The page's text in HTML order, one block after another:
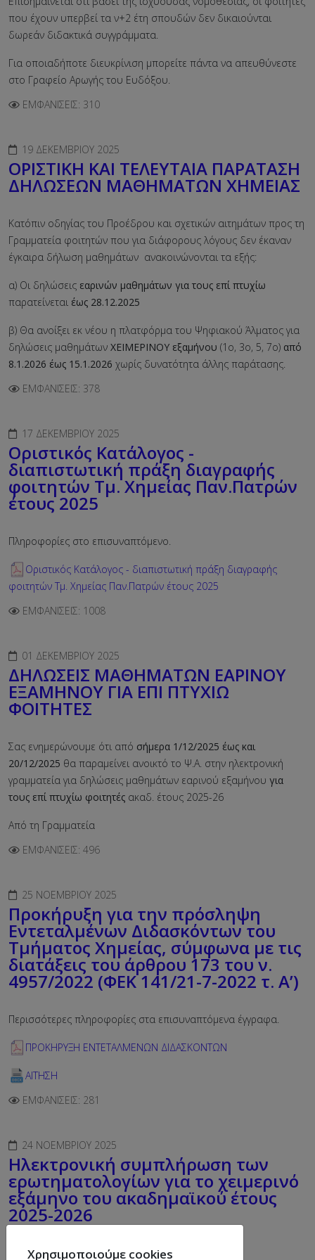
που έχουν υπερβεί τα ν+2 έτη σπουδών δεν δικαιούνται
δωρεάν διδακτικά συγγράμματα.
Για οποιαδήποτε διευκρίνιση μπορείτε πάντα να απευθύνεστε
στο Γραφείο Αρωγής του Ευδόξου.
ΕΜΦΑΝΊΣΕΙΣ: 310
19 ΔΕΚΕΜΒΡΊΟΥ 2025
ΟΡΙΣΤΙΚΗ ΚΑΙ ΤΕΛΕΥΤΑΙΑ ΠΑΡΑΤΑΣΗ
ΔΗΛΩΣΕΩΝ ΜΑΘΗΜΑΤΩΝ ΧΗΜΕΙΑΣ
Κατόπιν οδηγίας του Προέδρου και σχετικών αιτημάτων προς τη
Γραμματεία φοιτητών που για διάφορους λόγους δεν έκαναν
έγκαιρα δήλωση μαθημάτων ανακοινώνονται τα εξής:
α) Οι δηλώσεις εαρινών μαθημάτων για τους επί πτυχίω
παρατείνεται έως 28.12.2025
β) Θα ανοίξει εκ νέου η πλατφόρμα του Ψηφιακού Άλματος για
δηλώσεις μαθημάτων ΧΕΙΜΕΡΙΝΟΥ εξαμήνου (1ο, 3ο, 5, 7ο) από
8.1.2026 έως 15.1.2026 χωρίς δυνατότητα άλλης παράτασης.
ΕΜΦΑΝΊΣΕΙΣ: 378
17 ΔΕΚΕΜΒΡΊΟΥ 2025
Οριστικός Κατάλογος -
διαπιστωτική πράξη διαγραφής
φοιτητών Τμ. Χημείας Παν.Πατρών
έτους 2025
Πληροφορίες στο επισυναπτόμενο.
Οριστικός Κατάλογος - διαπιστωτική πράξη διαγραφής
φοιτητών Τμ. Χημείας Παν.Πατρών έτους 2025
ΕΜΦΑΝΊΣΕΙΣ: 1008
01 ΔΕΚΕΜΒΡΊΟΥ 2025
ΔΗΛΩΣΕΙΣ ΜΑΘΗΜΑΤΩΝ ΕΑΡΙΝΟΥ
ΕΞΑΜΗΝΟΥ ΓΙΑ ΕΠΙ ΠΤΥΧΙΩ
ΦΟΙΤΗΤΕΣ
Σας ενημερώνουμε ότι από σήμερα 1/12/2025 έως και
20/12/2025 θα παραμείνει ανοικτό το Ψ.Α. στην ηλεκτρονική
γραμματεία για δηλώσεις μαθημάτων εαρινού εξαμήνου για
τους επί πτυχίω φοιτητές ακαδ. έτους 2025-26
Από τη Γραμματεία
ΕΜΦΑΝΊΣΕΙΣ: 496
25 ΝΟΕΜΒΡΊΟΥ 2025
Προκήρυξη για την πρόσληψη
Εντεταλμένων Διδασκόντων του
Τμήματος Χημείας, σύμφωνα με τις
διατάξεις του άρθρου 173 του ν.
4957/2022 (ΦΕΚ 141/21-7-2022 τ. Α’)
Περισσότερες πληροφορίες στα επισυναπτόμενα έγγραφα.
ΠΡΟΚΗΡΥΞΗ ΕΝΤΕΤΑΛΜΕΝΩΝ ΔΙΔΑΣΚΟΝΤΩΝ
ΑΙΤΗΣΗ
ΕΜΦΑΝΊΣΕΙΣ: 281
24 ΝΟΕΜΒΡΊΟΥ 2025
Hλεκτρονική συμπλήρωση των
ερωτηματολογίων για το χειμερινό
εξάμηνο του ακαδημαϊκού έτους
2025-2026
Η διαδικασία της ηλεκτρονικής συμπλήρωσης των
Χρησιμοποιούμε cookies